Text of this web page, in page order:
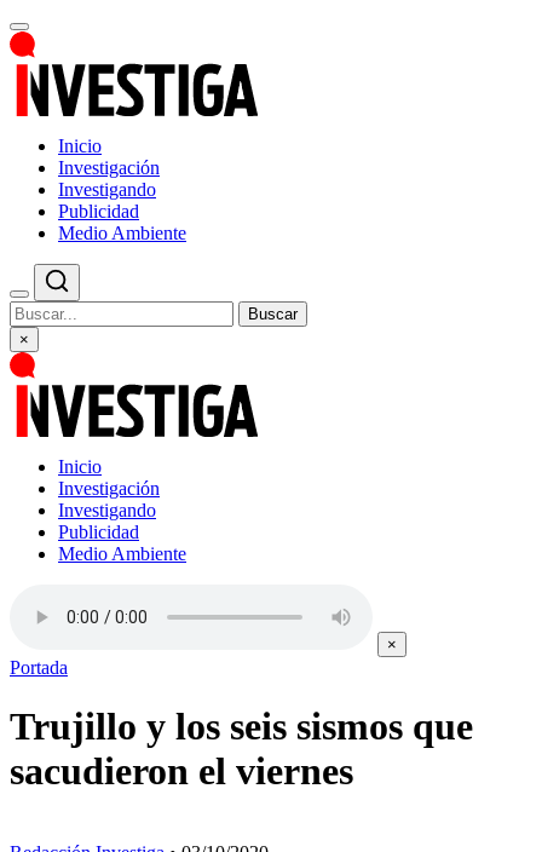
Inicio
Investigación
Investigando
Publicidad
Medio Ambiente
Buscar
×
Inicio
Investigación
Investigando
Publicidad
Medio Ambiente
×
Portada
Trujillo y los seis sismos que
sacudieron el viernes